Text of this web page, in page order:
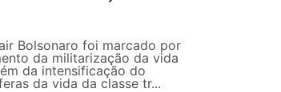
Bolsonaro foi marcado por
da militarização da vida
da intensificação do
da vida da classe tr...